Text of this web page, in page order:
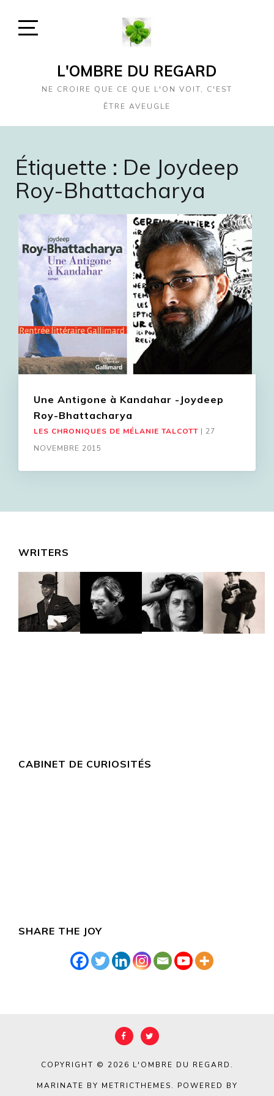
SidebarL'OMBRE DU REGARD
NE CROIRE QUE CE QUE L'ON VOIT, C'EST
ÊTRE AVEUGLE
Étiquette : De Joydeep
Roy-Bhattacharya
Une Antigone à Kandahar -Joydeep
Roy-Bhattacharya
LES CHRONIQUES DE MÉLANIE TALCOTT | 27
NOVEMBRE 2015
WRITERS
CABINET DE CURIOSITÉS
SHARE THE JOY
COPYRIGHT © 2026 L'OMBRE DU REGARD.
MARINATE BY METRICTHEMES. POWERED BY